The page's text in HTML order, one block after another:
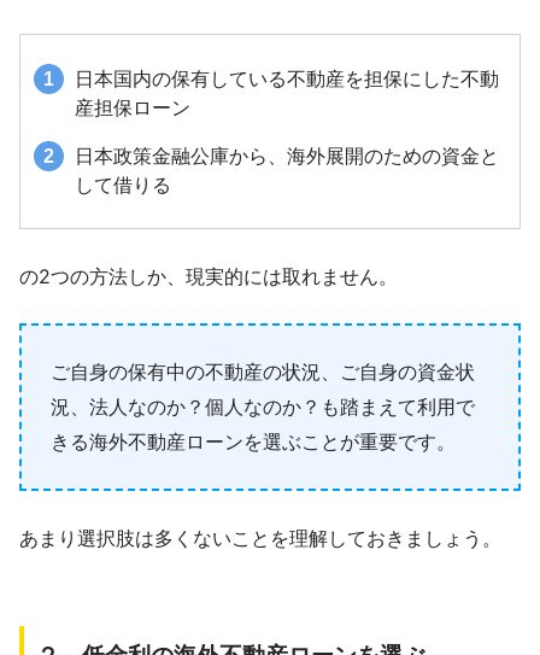
日本国内の保有している不動産を担保にした不動
産担保ローン
日本政策金融公庫から、海外展開のための資金と
して借りる
の2つの方法しか、現実的には取れません。
ご自身の保有中の不動産の状況、ご自身の資金状
況、法人なのか？個人なのか？も踏まえて利用で
きる海外不動産ローンを選ぶことが重要です。
あまり選択肢は多くないことを理解しておきましょう。